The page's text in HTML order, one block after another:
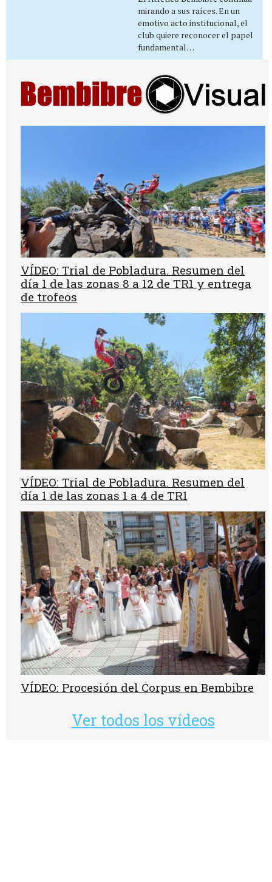
mirando a sus raíces. En un
emotivo acto institucional, el
club quiere reconocer el papel
fundamental…
VÍDEO: Trial de Pobladura. Resumen del
día 1 de las zonas 8 a 12 de TR1 y entrega
de trofeos
VÍDEO: Trial de Pobladura. Resumen del
día 1 de las zonas 1 a 4 de TR1
VÍDEO: Procesión del Corpus en Bembibre
Ver todos los vídeos